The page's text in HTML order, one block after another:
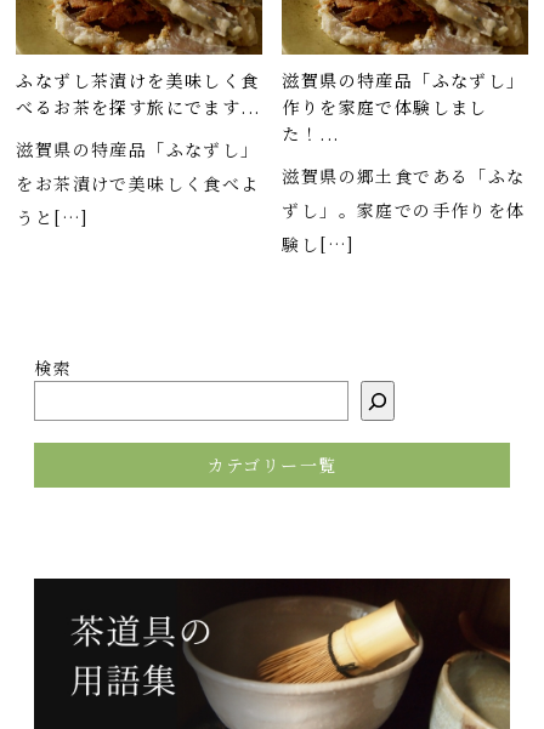
ふなずし茶漬けを美味しく食
べるお茶を探す旅にでます...
滋賀県の特産品「ふなずし」
をお茶漬けで美味しく食べよ
うと[…]
滋賀県の特産品「ふなずし」
作りを家庭で体験しまし
た！...
滋賀県の郷土食である「ふな
ずし」。家庭での手作りを体
験し[…]
検索
カテゴリー一覧